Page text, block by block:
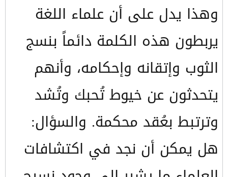
وهذا يدل على أن علماء اللغة
يربطون هذه الكلمة دائماً بنسج
الثوب وإتقانه وإحكامه، وأنهم
يتحدثون عن خيوط تُحبك وتُشد
وترتبط بعُقد محكمة. والسؤال:
هل يمكن أن نجد في اكتشافات